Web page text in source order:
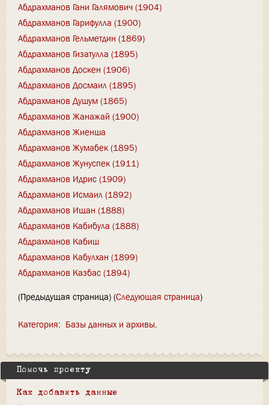
Абдрахманов Гани Галямович (1904)
Абдрахманов Гарифулла (1900)
Абдрахманов Гельметдин (1869)
Абдрахманов Гизатулла (1895)
Абдрахманов Доскен (1906)
Абдрахманов Досмаил (1895)
Абдрахманов Душум (1865)
Абдрахманов Жанажай (1900)
Абдрахманов Жиенша
Абдрахманов Жумабек (1895)
Абдрахманов Жунуспек (1911)
Абдрахманов Идрис (1909)
Абдрахманов Исмаил (1892)
Абдрахманов Ищан (1888)
Абдрахманов Кабибула (1888)
Абдрахманов Кабиш
Абдрахманов Кабулхан (1899)
Абдрахманов Казбас (1894)
(Предыдущая страница) (Следующая страница)
Категория: Базы данных и архивы
Помочь проекту
Как добавить данные